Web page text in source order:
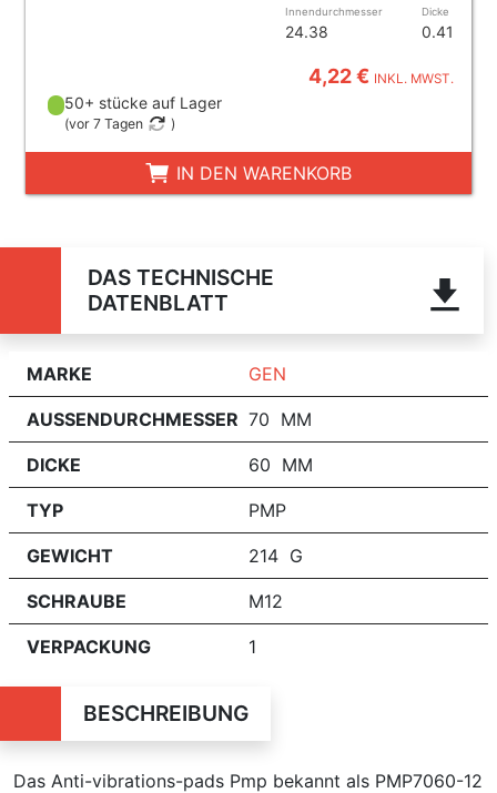
Innendurchmesser
24.38
Dicke
0.41
4,22 € INKL. MWST.
50+ stücke auf Lager
(vor 7 Tagen )
IN DEN WARENKORB
DAS TECHNISCHE
DATENBLATT
MARKE GEN
AUSSENDURCHMESSER 70 MM
DICKE 60 MM
TYP PMP
GEWICHT 214 G
SCHRAUBE M12
VERPACKUNG 1
BESCHREIBUNG
Das Anti-vibrations-pads Pmp bekannt als PMP7060-12